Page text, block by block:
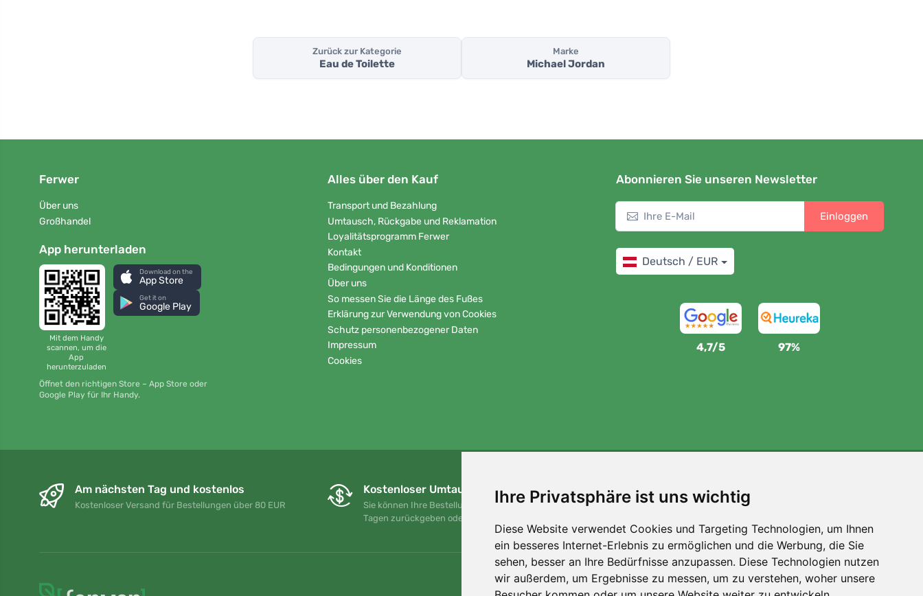
Ihre Privatsphäre ist uns wichtig
Diese Website verwendet Cookies und Targeting Technologien, um Ihnen
ein besseres Internet-Erlebnis zu ermöglichen und die Werbung, die Sie
sehen, besser an Ihre Bedürfnisse anzupassen. Diese Technologien nutzen
wir außerdem, um Ergebnisse zu messen, um zu verstehen, woher unsere
Zurück zur Kategorie
Eau de Toilette
Marke
Michael Jordan
Ferwer
Über uns
Großhandel
App herunterladen
Mit dem Handy
scannen, um die
App
herunterzuladen
Download on the
App Store
Get it on
Google Play
Öffnet den richtigen Store – App Store oder
Google Play für Ihr Handy.
Alles über den Kauf
Transport und Bezahlung
Umtausch, Rückgabe und Reklamation
Loyalitätsprogramm Ferwer
Kontakt
Bedingungen und Konditionen
Über uns
So messen Sie die Länge des Fußes
Erklärung zur Verwendung von Cookies
Schutz personenbezogener Daten
Impressum
Cookies
Abonnieren Sie unseren Newsletter
Einloggen
Deutsch / EUR
4,7/5 97%
Am nächsten Tag und kostenlos
Kostenloser Versand für Bestellungen über 80 EUR
Kostenloser Umtausch und Rückgabe
Sie können Ihre Bestellung jederzeit innerhalb von 90
Tagen zurückgeben oder umtauschen.
Wir unterstützen Trees.org
Für jede Bestellung pflanzen wir einen Baum! Mehr